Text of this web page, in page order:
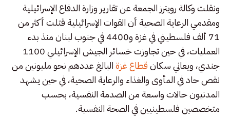
ونقلت وكالة رويترز الجمعة عن تقارير وزارة الدفاع الإسرائيلية
ومقدمي الرعاية الصحية أن القوات الإسرائيلية قتلت أكثر من
71 ألف فلسطيني في غزة و4400 في جنوب لبنان منذ بدء
العمليات، في حين تجاوزت خسائر الجيش الإسرائيلي 1100
جندي، ويعاني سكانقطاع غزةالبالغ عددهم نحو مليونين من
نقص حاد في المأوى والغذاء والرعاية الصحية، في حين يشهد
المدنيون حالات واسعة من الصدمة النفسية، بحسب
متخصصين فلسطينيين في الصحة النفسية.